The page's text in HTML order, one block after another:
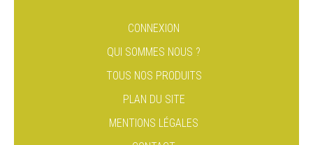
CONNEXION
QUI SOMMES NOUS ?
TOUS NOS PRODUITS
PLAN DU SITE
MENTIONS LÉGALES